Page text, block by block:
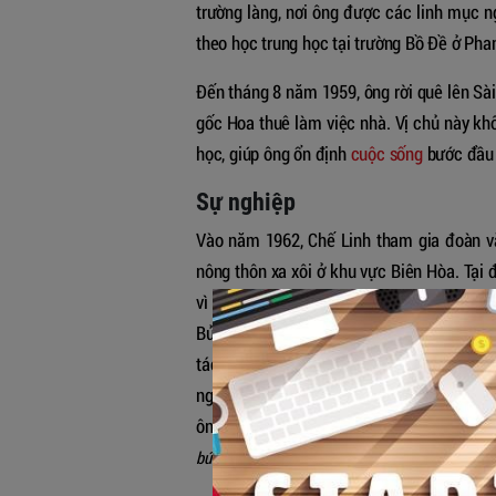
trường làng, nơi ông được các linh mục
theo học trung học tại trường Bồ Đề ở
Đến tháng 8 năm 1959, ông rời quê lên
gốc Hoa thuê làm việc nhà. Vị chủ này
học, giúp ông ổn địnhcuộc sốngbước
Sự nghiệp
Vào năm 1962, Chế Linh tham gia
nông thôn xa xôi ở khu vực Biên Hòa. Tại
vì mức thù lao hấp dẫn. Hai năm sau, khi
Bửu Long, làm việc cùng nhạc sĩ Bằng
tác nhạc – đánh dấu sự khởi đầu cho
người đồng hành và hiểu rõ ước mơ
ông đã đủ bản lĩnh. Cả hai cùng hợp tác
bút...